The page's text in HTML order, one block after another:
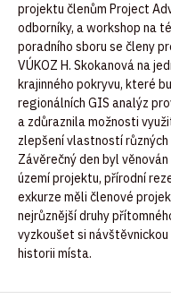
projektu členům Project
odborníky, a workshop na
poradního sboru se členy
VÚKOZ H. Skokanová na
krajinného pokryvu, které
regionálních GIS analýz
a zdůraznila možnosti
zlepšení vlastností
Závěrečný den byl
území projektu, přírodní
exkurze měli členové
nejrůznější druhy
vyzkoušet si
historii místa.